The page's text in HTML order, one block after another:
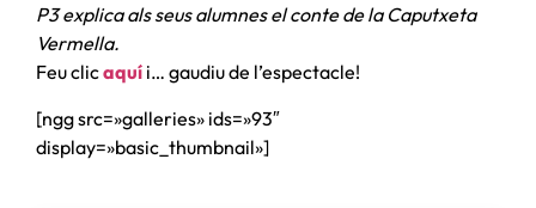
P3 explica als seus alumnes el conte de la Caputxeta
Vermella.
Feu clicaquí i… gaudiu de l’espectacle!
[ngg src=»galleries» ids=»93″
display=»basic_thumbnail»]